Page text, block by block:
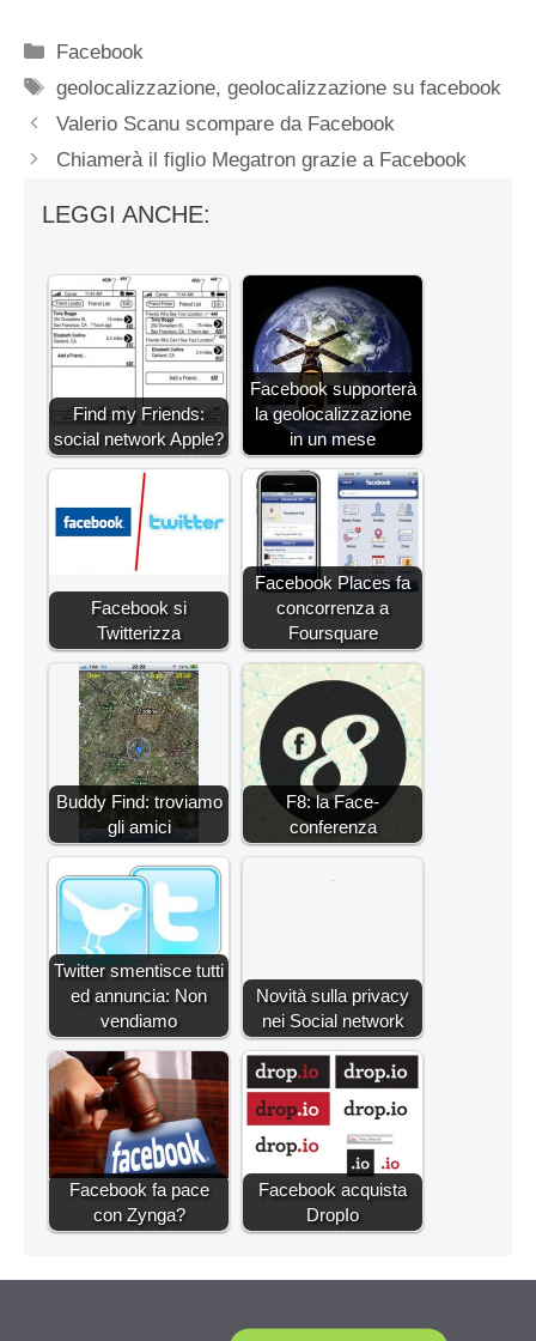
Categorie
Facebook
Tag
geolocalizzazione,geolocalizzazione su facebook
Valerio Scanu scompare da Facebook
Chiamerà il figlio Megatron grazie a Facebook
LEGGI ANCHE:
Find my Friends:
social network Apple?
Facebook supporterà
la geolocalizzazione
in un mese
Facebook si
Twitterizza
Facebook Places fa
concorrenza a
Foursquare
Buddy Find: troviamo
gli amici
F8: la Face-
conferenza
Twitter smentisce tutti
ed annuncia: Non
vendiamo
Novità sulla privacy
nei Social network
Facebook fa pace
con Zynga?
Facebook acquista
DropIo